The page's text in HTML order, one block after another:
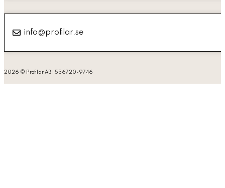
info@profilar.se
2026 © Profilar AB | 556720-9746